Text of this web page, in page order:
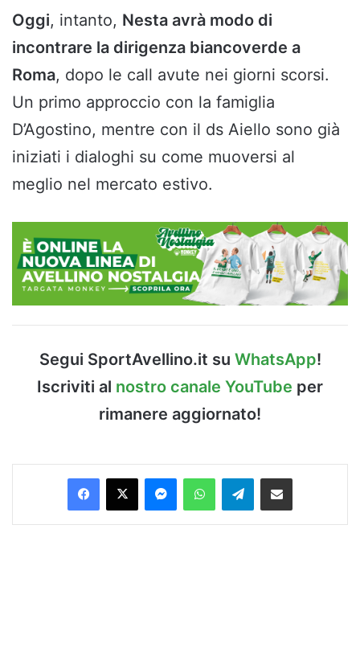
Oggi, intanto, Nesta avrà modo di
incontrare la dirigenza biancoverde a
Roma, dopo le call avute nei giorni scorsi.
Un primo approccio con la famiglia
D’Agostino, mentre con il ds Aiello sono già
iniziati i dialoghi su come muoversi al
meglio nel mercato estivo.
Segui SportAvellino.it su WhatsApp!
Iscriviti al nostro canale YouTube per
rimanere aggiornato!
Facebook
X MessengerWhatsAppTelegramCondividi via Email